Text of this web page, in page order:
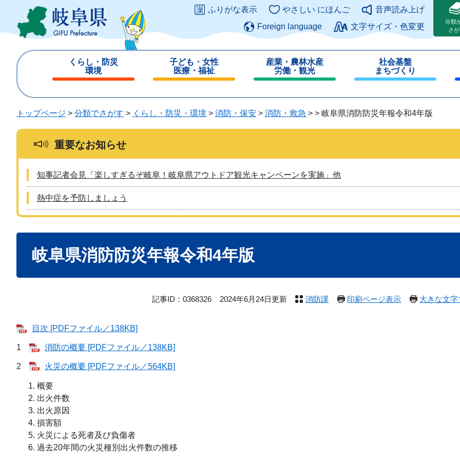
ジ
ュ
このページの本文へ
ふりがな表示 やさしい にほんご
音声読み上げ
Foreign language
文字サイズ・色変更
分類
さ
くらし・防災
環境
じ
子ども・女性
医療・福祉
じ
産業・農林水産
労働・観光
じ
る
社会基盤
まちづくり
じ
る
トップページ > 分類でさがす > くらし・防災・環境 > 消防・保安 > 消防・救急 > > 岐阜県消防防災年報令和4年版
重要なお知らせ
知事記者会見「楽しすぎるぞ岐阜！岐阜県アウトドア観光キャンペーンを実施」他
熱中症を予防しましょう
岐阜県消防防災年報令和4年版
記事ID：0368326 2024年6月24日更新 消防課 印刷ページ表示 大きな文
目次 [PDFファイル／138KB]
1 消防の概要 [PDFファイル／138KB]
2 火災の概要 [PDFファイル／564KB]
概要
出火件数
出火原因
損害額
火災による死者及び負傷者
過去20年間の火災種別出火件数の推移